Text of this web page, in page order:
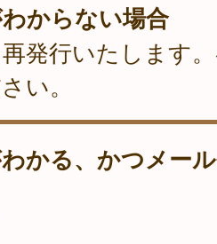
からない場合
発行いたします
い。
かる、かつメー